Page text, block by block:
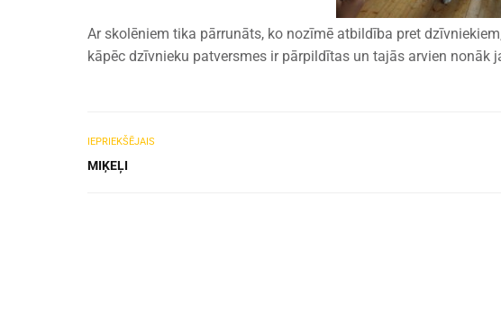
Ar skolēniem tika pārrunāts, ko nozīmē atbildība pret
kāpēc dzīvnieku patversmes ir pārpildītas un tajās arvien nonāk
IEPRIEKŠĒJAIS
MIĶEĻI